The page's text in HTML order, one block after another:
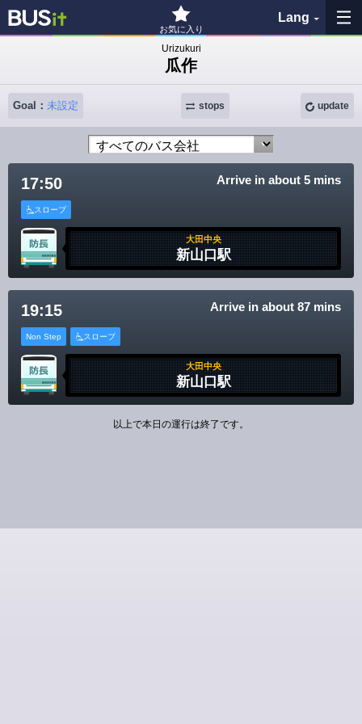
お気に入り
Lang
History
See the map
Search bus stop
各バス会社リンク先
問題を報告
BUSit User's Guide
Urizukuri
瓜作
Goal： 未設定 update
stops
17:50 Arrive in about 5 mins
スロープ
大田中央
新山口駅
19:15 Arrive in about 87 mins
Non Step スロープ
大田中央
新山口駅
以上で本日の運行は終了です。